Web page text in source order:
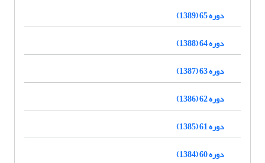
دوره 65 (1389)
دوره 64 (1388)
دوره 63 (1387)
دوره 62 (1386)
دوره 61 (1385)
دوره 60 (1384)